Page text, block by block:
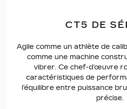
CT5 DE
Agile comme un athlète de
comme une machine
vibrer. Ce chef-d’œuvre
caractéristiques de
l’équilibre entre puissance
précise.